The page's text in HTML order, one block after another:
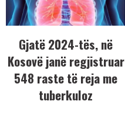
Gjatë 2024-tës, në
Kosovë janë regjistruar
548 raste të reja me
tuberkuloz